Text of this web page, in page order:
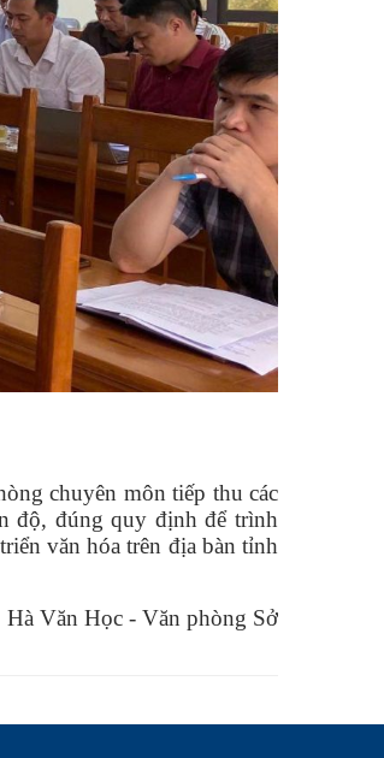
chuyên môn tiếp thu các
độ, đúng quy định để trình
văn hóa trên địa bàn tỉnh
Hà Văn Học - Văn phòng Sở